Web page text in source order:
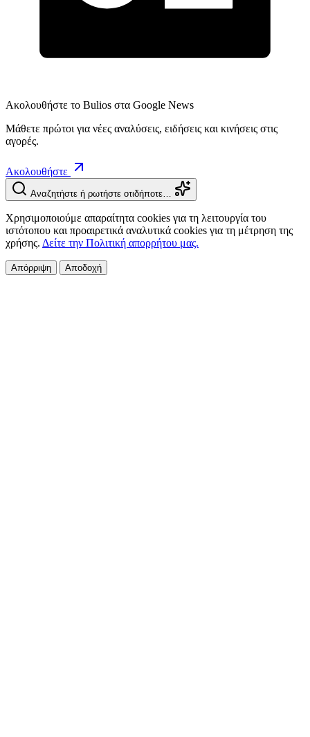
Ακολουθήστε το Bulios στα Google News
Μάθετε πρώτοι για νέες αναλύσεις, ειδήσεις και κινήσεις στις
αγορές.
Ακολουθήστε
Αναζητήστε ή ρωτήστε οτιδήποτε…
Χρησιμοποιούμε απαραίτητα cookies για τη λειτουργία του
ιστότοπου και προαιρετικά αναλυτικά cookies για τη μέτρηση της
χρήσης. Δείτε την Πολιτική απορρήτου μας.
Απόρριψη Αποδοχή